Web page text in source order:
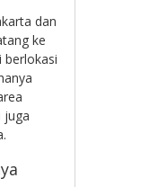
dan
ke
berlokasi
juga